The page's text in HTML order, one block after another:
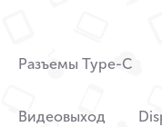
Разъемы Type-C
Видеовыход